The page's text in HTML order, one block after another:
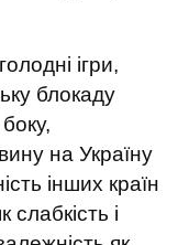
ігри,
блокаду
на Україну
інших країн
слабкість і